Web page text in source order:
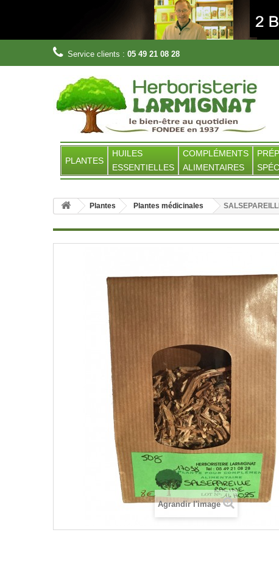
Service clients : 05 49 21 08 28
PLANTES
HUILES
ESSENTIELLES
COMPLÉMENTS
ALIMENTAIRES
Plantes Plantes médicinales
Agrandir l'image